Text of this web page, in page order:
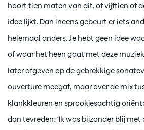
hoort tien maten van dit, of vijftien of
idee lijkt. Dan ineens gebeurt er iets
helemaal anders. Je hebt geen idee
of waar het heen gaat met deze
later afgeven op de gebrekkige
ouverture meegaf, maar over de mix
klankkleuren en sprookjesachtig
dan tevreden: ‘Ik was bijzonder blij